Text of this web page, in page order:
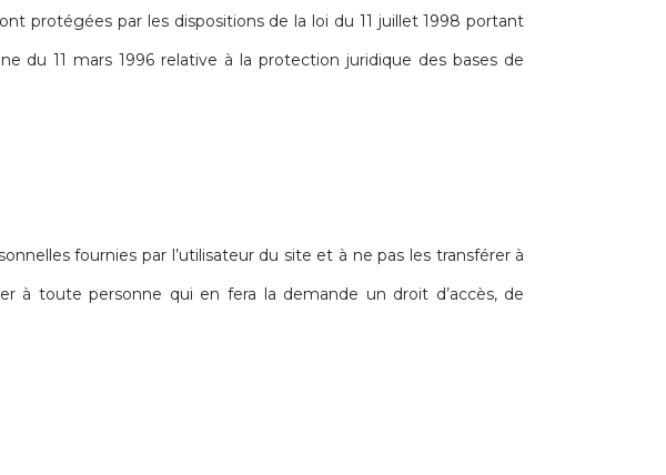
protégées par les dispositions de la loi du 11 juillet 1998 portant
du 11 mars 1996 relative à la protection juridique des bases de
fournies par l’utilisateur du site et à ne pas les transférer à
à toute personne qui en fera la demande un droit d’accès, de